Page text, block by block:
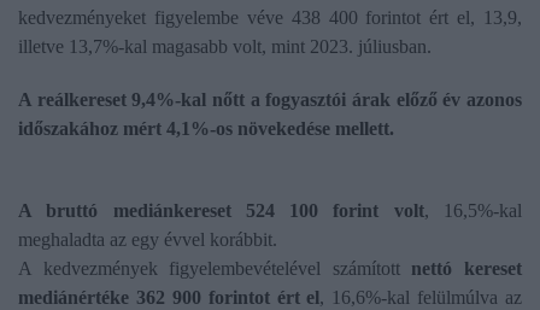
kedvezményeket figyelembe véve 438 400 forintot ért el, 13,9,
illetve 13,7%-kal magasabb volt, mint 2023. júliusban.
A reálkereset 9,4%-kal nőtt a fogyasztói árak előző év azonos
időszakához mért 4,1%-os növekedése mellett.
A bruttó mediánkereset 524 100 forint volt, 16,5%-kal
meghaladta az egy évvel korábbit.
A kedvezmények figyelembevételével számított nettó kereset
mediánértéke 362 900 forintot ért el, 16,6%-kal felülmúlva az